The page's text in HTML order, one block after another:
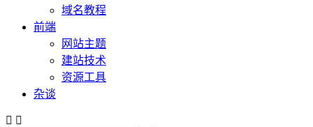
域名教程
前端
网站主题
建站技术
资源工具
杂谈
 